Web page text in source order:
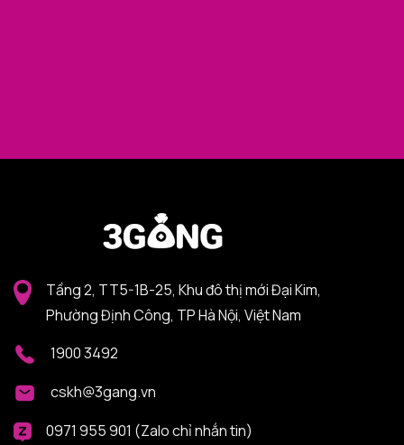
Tầng 2, TT5-1B-25, Khu đô thị mới Đại Kim,
Phường Định Công, TP Hà Nội, Việt Nam
1900 3492
cskh@3gang.vn
0971 955 901 (Zalo chỉ nhắn tin)